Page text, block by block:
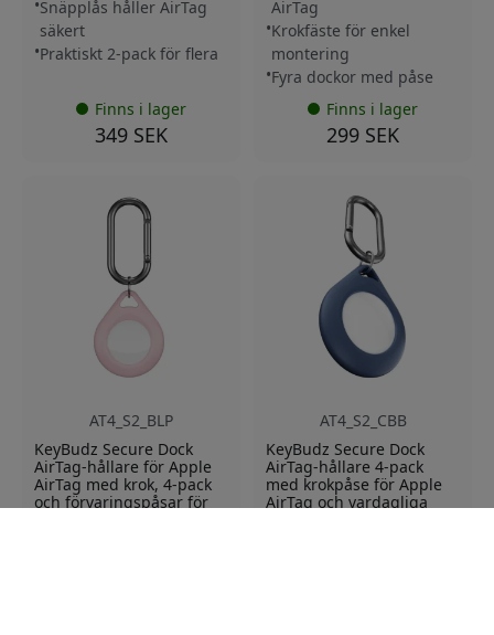
Snäpplås håller AirTag
säkert
Praktiskt 2-pack för flera
Finns i lager
349 SEK
AirTag
Krokfäste för enkel
montering
Fyra dockor med påse
Finns i lager
299 SEK
AT4_S2_BLP
KeyBudz Secure Dock
AirTag-hållare för Apple
AirTag med krok, 4-pack
och förvaringspåsar för
AT4_S2_CBB
KeyBudz Secure Dock
AirTag-hållare 4-pack
med krokpåse för Apple
AirTag och vardagliga